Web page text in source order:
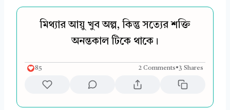
মিথ্যার আয়ু খুব অল্প, কিন্তু সত্যের শক্তি
অনন্তকাল টিকে থাকে।
85 2 Comments•3 Shares